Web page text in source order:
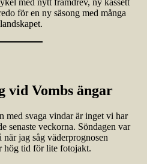
för en ny säsong med många
vid Vombs ängar
med svaga vindar är inget vi har
senaste veckorna. Söndagen var
jag såg väderprognosen
hög tid för lite fotojakt.